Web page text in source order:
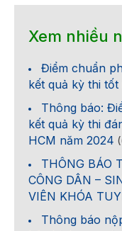
Xem nhiều
Điểm chuẩn
kết quả kỳ thi
Thông báo:
kết quả kỳ thi
HCM năm 2024
THÔNG BÁO
CÔNG DÂN –
VIÊN KHÓA
Thông báo